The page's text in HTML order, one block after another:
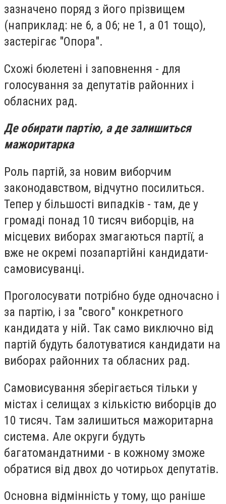
зазначено поряд з його прізвищем
(наприклад: не 6, а 06; не 1, а 01 тощо),
застерігає "Опора".
Схожі бюлетені і заповнення - для
голосування за депутатів районних і
обласних рад.
Де обирати партію, а де залишиться
мажоритарка
Роль партій, за новим виборчим
законодавством, відчутно посилиться.
Тепер у більшості випадків - там, де у
громаді понад 10 тисяч виборців, на
місцевих виборах змагаються партії, а
вже не окремі позапартійні кандидати-
самовисуванці.
Проголосувати потрібно буде одночасно і
за партію, і за "свого" кон­крет­но­го
кандида­та у ній. Так само виключно від
партій будуть балотуватися кандидати на
виборах районних та обласних рад.
Самовисування зберігається тільки у
містах і селищах з кількістю виборців до
10 тисяч. Там залишиться мажоритарна
система. Але округи будуть
багатомандатними - в кожному зможе
обратися від двох до чотирьох депутатів.
Основна відмінність у тому, що раніше